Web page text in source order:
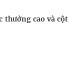
thưởng cao và cột